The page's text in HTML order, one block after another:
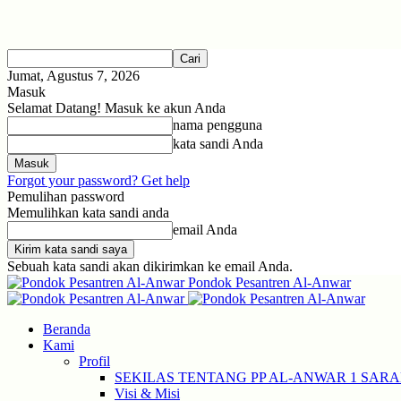
Jumat, Agustus 7, 2026
Masuk
Selamat Datang! Masuk ke akun Anda
nama pengguna
kata sandi Anda
Forgot your password? Get help
Pemulihan password
Memulihkan kata sandi anda
email Anda
Sebuah kata sandi akan dikirimkan ke email Anda.
Pondok Pesantren Al-Anwar
Beranda
Kami
Profil
SEKILAS TENTANG PP AL-ANWAR 1
Visi & Misi